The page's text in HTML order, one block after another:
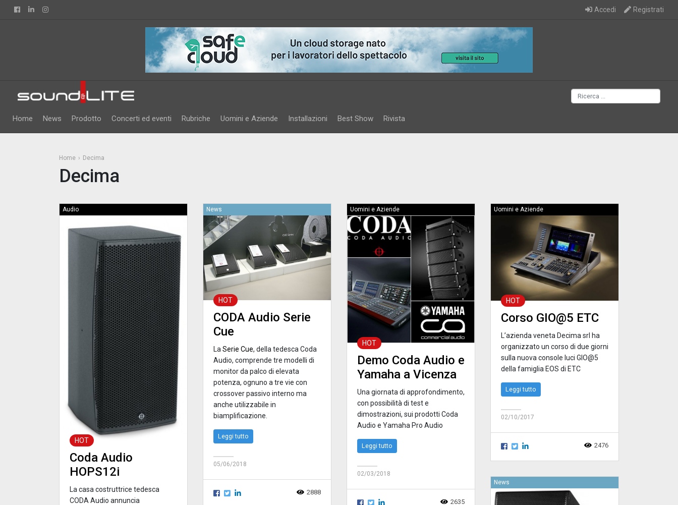
FacebookLinkedin Accedi Registrati
Home News Prodotto Concerti ed eventi Rubriche Uomini e Aziende Installazioni Best Show Rivista
Home Decima
Decima
Audio
HOT
Coda Audio
HOPS12i
La casa costruttrice tedesca
CODA Audio annuncia
News
HOT
CODA Audio Serie
Cue
LaSerie Cue, della tedesca Coda
Audio, comprende tre modelli di
monitor da palco di elevata
potenza, ognuno a tre vie con
crossover passivo interno ma
anche utilizzabile in
biamplificazione.
Leggi tutto
05/06/2018
2888
Uomini e Aziende
HOT
Demo Coda Audio e
Yamaha a Vicenza
Una giornata di approfondimento,
con possibilità di test e
dimostrazioni, sui prodotti Coda
Audio e Yamaha Pro Audio
Leggi tutto
02/03/2018
2635
Uomini e Aziende
HOT
Corso GIO@5 ETC
L’azienda veneta Decima srl ha
organizzato un corso di due giorni
sulla nuova console luci GIO@5
della famiglia EOS di ETC
Leggi tutto
02/10/2017
2476
News